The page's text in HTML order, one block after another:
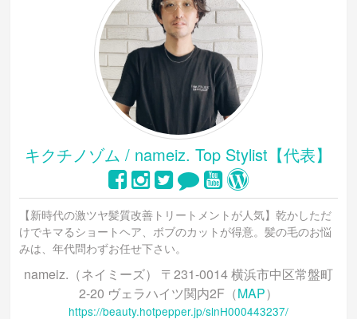
キクチノゾム / nameiz. Top Stylist【代表】
【新時代の激ツヤ髪質改善トリートメントが人気】乾かしただ
けでキマるショートヘア、ボブのカットが得意。髪の毛のお悩
みは、年代問わずお任せ下さい。
nameiz.（ネイミーズ） 〒231-0014 横浜市中区常盤町
2-20 ヴェラハイツ関内2F（MAP）
https://beauty.hotpepper.jp/slnH000443237/